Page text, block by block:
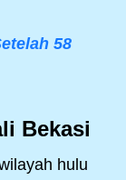
58
Bekasi
hulu